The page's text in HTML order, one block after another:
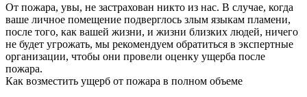
От пожара, увы, не застрахован никто из нас. В случае, когда
ваше личное помещение подверглось злым языкам пламени,
после того, как вашей жизни, и жизни близких людей, ничего
не будет угрожать, мы рекомендуем обратиться в экспертные
организации, чтобы они провели оценку ущерба после
пожара.
Как возместить ущерб от пожара в полном объеме